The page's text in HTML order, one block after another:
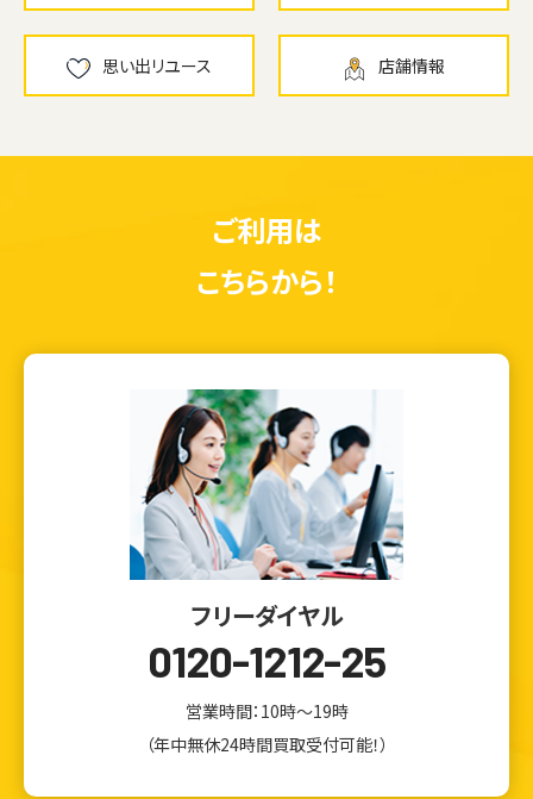
思い出リユース 店舗情報
ご利用は
こちらから！
フリーダイヤル
0120-1212-25
営業時間：10時～19時
（年中無休24時間買取受付可能！）